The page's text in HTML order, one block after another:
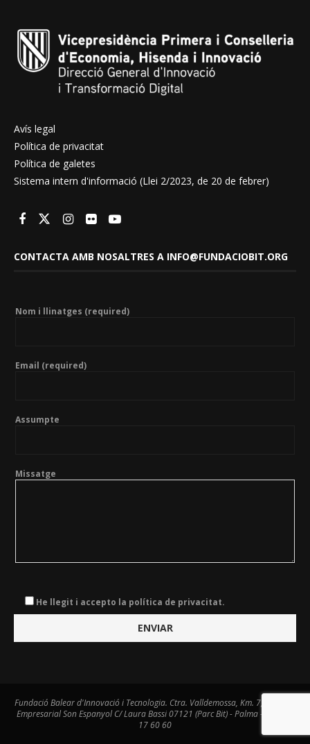
Avís legal
Política de privacitat
Política de galetes
Sistema intern d'informació (Llei 2/2023, de 20 de febrer)
CONTACTA AMB NOSALTRES A INFO@FUNDACIOBIT.ORG
Nom i llinatges (required)
Email (required)
Assumpte
Missatge
He llegit i accepto la política de privacitat.
Fundació Balear d'Innovació i Tecnologia. Ctra. Valldemossa, Km. 7,4. Centre
Empresarial Son Espanyol C/ Laura Bassi 07121 (Parc Bit) - Palma - Tel. 971
17 60 60